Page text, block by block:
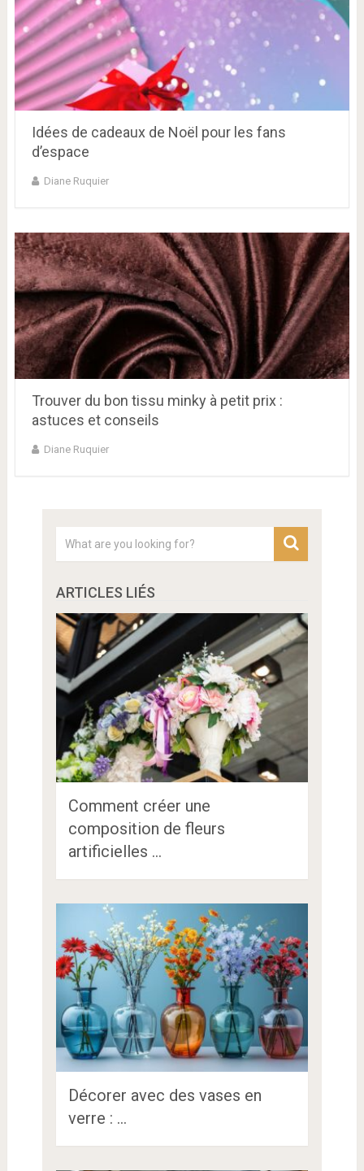
Idées de cadeaux de Noël pour les fans
d’espace
Diane Ruquier
Trouver du bon tissu minky à petit prix :
astuces et conseils
Diane Ruquier
ARTICLES LIÉS
Comment créer une
composition de fleurs
artificielles …
Décorer avec des vases en
verre : …